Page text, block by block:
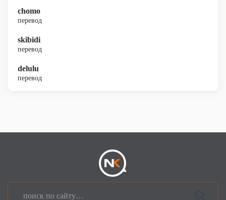
chomo
перевод
skibidi
перевод
delulu
перевод